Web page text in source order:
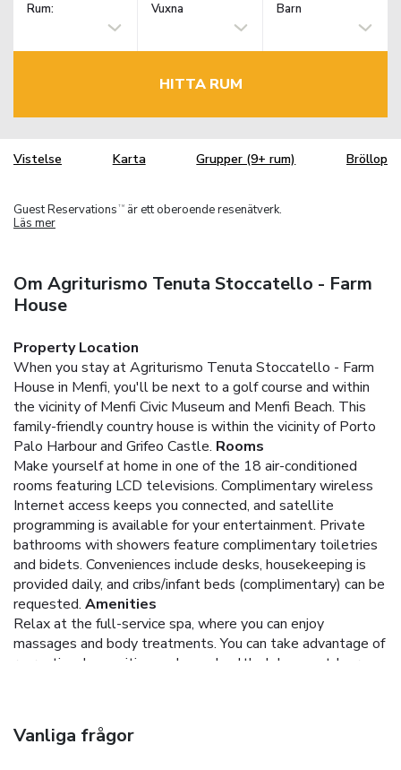
Rum: Vuxna Barn
HITTA RUM
Vistelse Karta Grupper (9+ rum) Bröllop
Guest Reservations TM
är ett oberoende resenätverk.
Läs mer
Om Agriturismo Tenuta Stoccatello - Farm
House
Property Location
When you stay at Agriturismo Tenuta Stoccatello - Farm
House in Menfi, you'll be next to a golf course and within
the vicinity of Menfi Civic Museum and Menfi Beach. This
family-friendly country house is within the vicinity of Porto
Palo Harbour and Grifeo Castle. Rooms
Make yourself at home in one of the 18 air-conditioned
rooms featuring LCD televisions. Complimentary wireless
Internet access keeps you connected, and satellite
programming is available for your entertainment. Private
bathrooms with showers feature complimentary toiletries
and bidets. Conveniences include desks, housekeeping is
provided daily, and cribs/infant beds (complimentary) can be
requested. Amenities
Relax at the full-service spa, where you can enjoy
massages and body treatments. You can take advantage of
recreational amenities such as a health club, an outdoor
concierge services, and wedding services.
Enjoy a satisfying meal at a restaurant serving guests of
Vanliga frågor